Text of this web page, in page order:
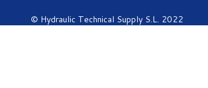
© Hydraulic Technical Supply S.L. 2022